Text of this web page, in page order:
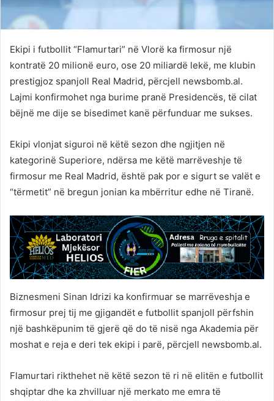
Ekipi i futbollit “Flamurtari” në Vlorë ka firmosur një
kontratë 20 milionë euro, ose 20 miliardë lekë, me klubin
prestigjoz spanjoll Real Madrid, përcjell newsbomb.al.
Lajmi konfirmohet nga burime pranë Presidencës, të cilat
bëjnë me dije se bisedimet kanë përfunduar me sukses.
Ekipi vlonjat siguroi në këtë sezon dhe ngjitjen në
kategorinë Superiore, ndërsa me këtë marrëveshje të
firmosur me Real Madrid, është pak por e sigurt se valët e
“tërmetit” në bregun jonian ka mbërritur edhe në Tiranë.
Biznesmeni Sinan Idrizi ka konfirmuar se marrëveshja e
firmosur prej tij me gjigandët e futbollit spanjoll përfshin
një bashkëpunim të gjerë që do të nisë nga Akademia për
moshat e reja e deri tek ekipi i parë, përcjell newsbomb.al.
Flamurtari rikthehet në këtë sezon të ri në elitën e futbollit
shqiptar dhe ka zhvilluar një merkato me emra të